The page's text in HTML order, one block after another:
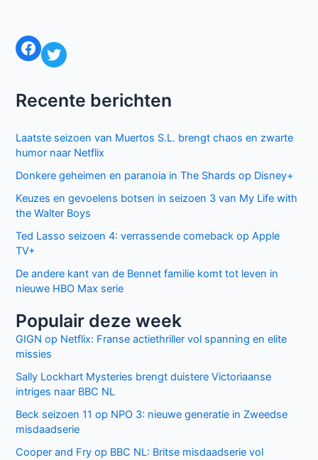
Facebook Twitter
Recente berichten
Laatste seizoen van Muertos S.L. brengt chaos en zwarte
humor naar Netflix
Donkere geheimen en paranoia in The Shards op Disney+
Keuzes en gevoelens botsen in seizoen 3 van My Life with
the Walter Boys
Ted Lasso seizoen 4: verrassende comeback op Apple
TV+
De andere kant van de Bennet familie komt tot leven in
nieuwe HBO Max serie
Populair deze week
GIGN op Netflix: Franse actiethriller vol spanning en elite
missies
Sally Lockhart Mysteries brengt duistere Victoriaanse
intriges naar BBC NL
Beck seizoen 11 op NPO 3: nieuwe generatie in Zweedse
misdaadserie
Cooper and Fry op BBC NL: Britse misdaadserie vol